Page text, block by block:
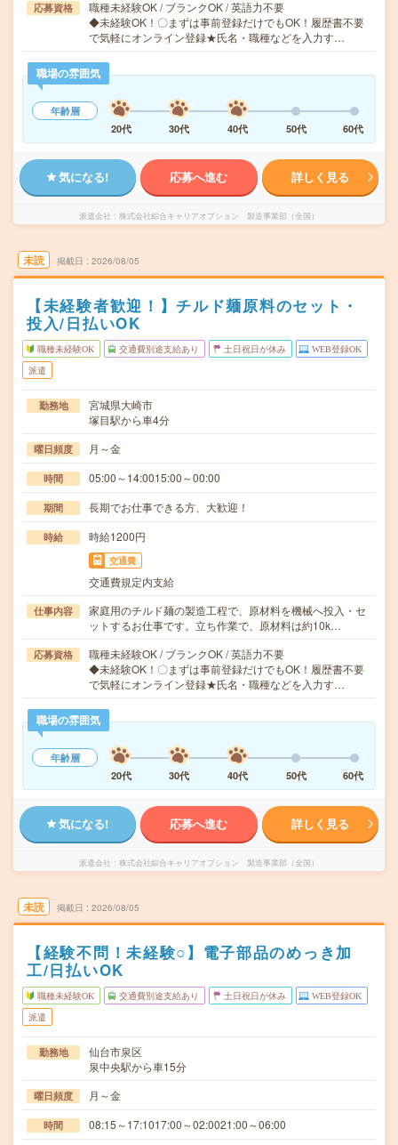
応募資格
職種未経験OK / ブランクOK / 英語力不要
◆未経験OK！〇まずは事前登録だけでもOK！履歴書不要
で気軽にオンライン登録★氏名・職種などを入力す…
職場の雰囲気
年齢層
20代
30代 40代 50代 60代
気になる! 応募へ進む 詳しく見る
派遣会社 株式会社綜合キャリアオプション 製造事業部（全国）
未読 掲載日 2026/08/05
【未経験者歓迎！】チルド麺原料のセット・
投入/日払いOK
職種未経験OK 交通費別途支給あり 土日祝日が休み WEB登録OK
派遣
勤務地
宮城県大崎市
塚目駅から車4分
曜日頻度 月～金
時間 05:00～14:0015:00～00:00
期間 長期でお仕事できる方、大歓迎！
時給 時給1200円
交通費
交通費規定内支給
仕事内容
家庭用のチルド麺の製造工程で、原材料を機械へ投入・セ
ットするお仕事です。立ち作業で、原材料は約10k…
応募資格
職種未経験OK / ブランクOK / 英語力不要
◆未経験OK！〇まずは事前登録だけでもOK！履歴書不要
で気軽にオンライン登録★氏名・職種などを入力す…
職場の雰囲気
年齢層
20代
30代 40代 50代 60代
気になる! 応募へ進む 詳しく見る
派遣会社 株式会社綜合キャリアオプション 製造事業部（全国）
未読 掲載日 2026/08/05
【経験不問！未経験○】電子部品のめっき加
工/日払いOK
職種未経験OK 交通費別途支給あり 土日祝日が休み WEB登録OK
派遣
勤務地
仙台市泉区
泉中央駅から車15分
曜日頻度 月～金
時間 08:15～17:1017:00～02:0021:00～06:00